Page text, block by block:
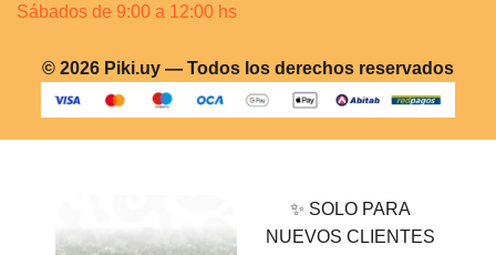
Sábados de 9:00 a 12:00 hs
© 2026 Piki.uy — Todos los derechos reservados
✨ SOLO PARA
NUEVOS CLIENTES